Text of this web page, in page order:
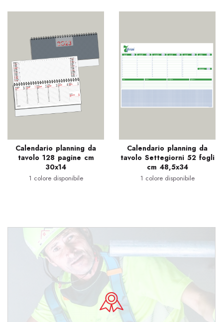
Calendario planning da
tavolo 128 pagine cm
30x14
1 colore disponibile
Calendario planning da
tavolo Settegiorni 52 fogli
cm 48,5x34
1 colore disponibile